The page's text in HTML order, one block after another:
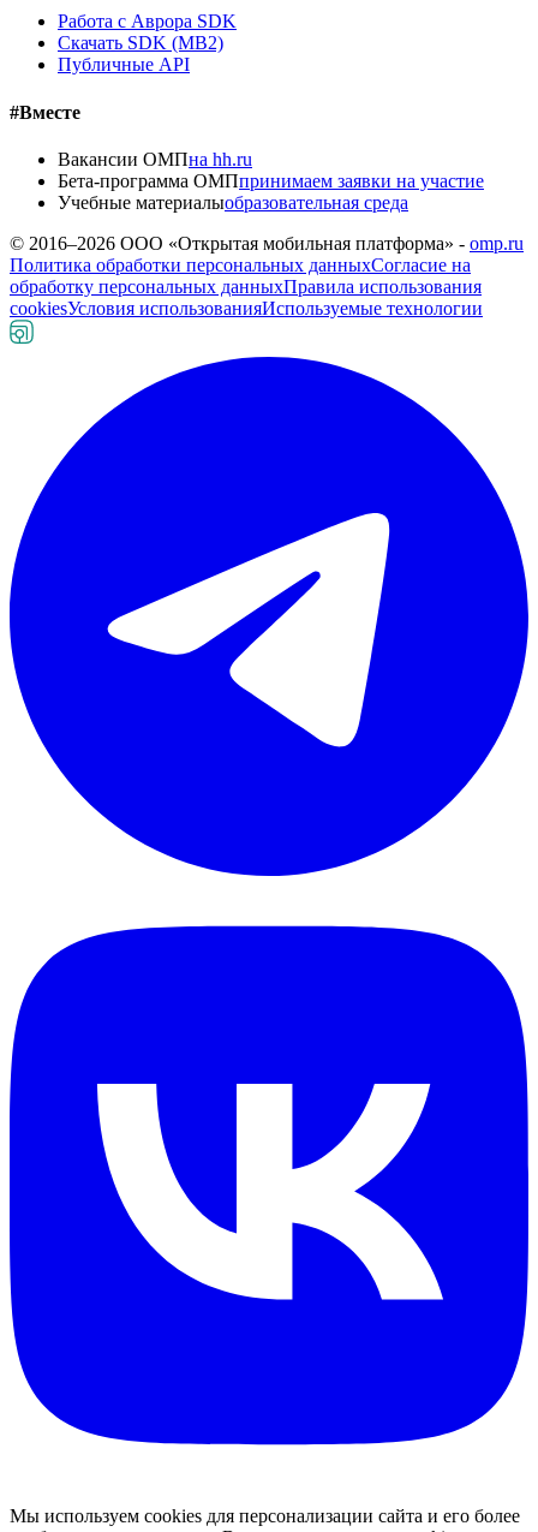
Работа с Аврора SDK
Скачать SDK (MB2)
Публичные API
#Вместе
Вакансии ОМПна hh.ru
Бета-программа ОМПпринимаем заявки на участие
Учебные материалыобразовательная среда
© 2016–2026 ООО «Открытая мобильная платформа» - omp.ru
Политика обработки персональных данныхСогласие на
обработку персональных данныхПравила использования
cookiesУсловия использованияИспользуемые технологии
Мы используем cookies для персонализации сайта и его более